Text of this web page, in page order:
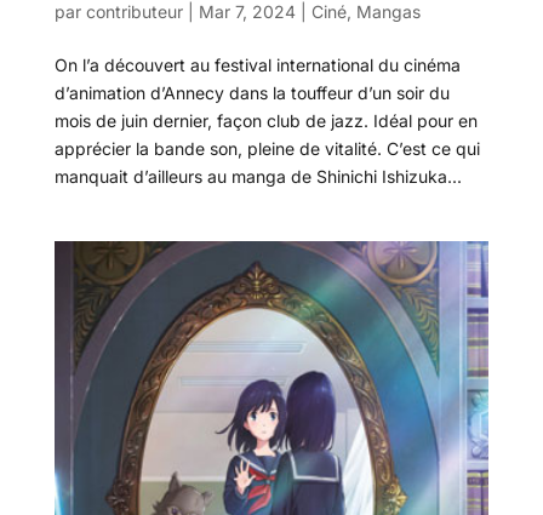
par contributeur| Mar 7, 2024| Ciné, Mangas
On l’a découvert au festival international du cinéma
d’animation d’Annecy dans la touffeur d’un soir du
mois de juin dernier, façon club de jazz. Idéal pour en
apprécier la bande son, pleine de vitalité. C’est ce qui
manquait d’ailleurs au manga de Shinichi Ishizuka...